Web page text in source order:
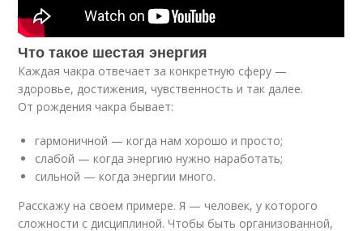
Что такое шестая энергия
Каждая чакра отвечает за конкретную сферу —
здоровье, достижения, чувственность и так далее.
От рождения чакра бывает:
гармоничной — когда нам хорошо и просто;
слабой — когда энергию нужно наработать;
сильной — когда энергии много.
Расскажу на своем примере. Я — человек, у которого
сложности с дисциплиной. Чтобы быть организованной,